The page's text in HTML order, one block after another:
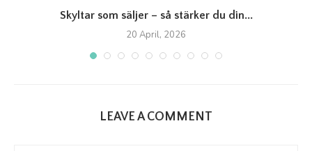
Skyltar som säljer – så stärker du din...
20 April, 2026
LEAVE A COMMENT